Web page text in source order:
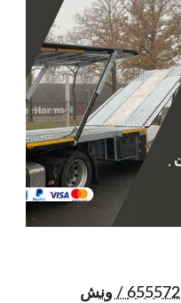
ونش مدينة صباح الاحمد / 65557275 / ونش